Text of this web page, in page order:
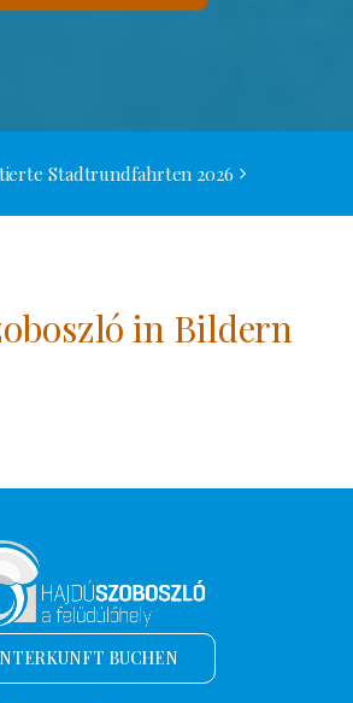
Stadtrundfahrten 2026
in Bildern
BUCHEN